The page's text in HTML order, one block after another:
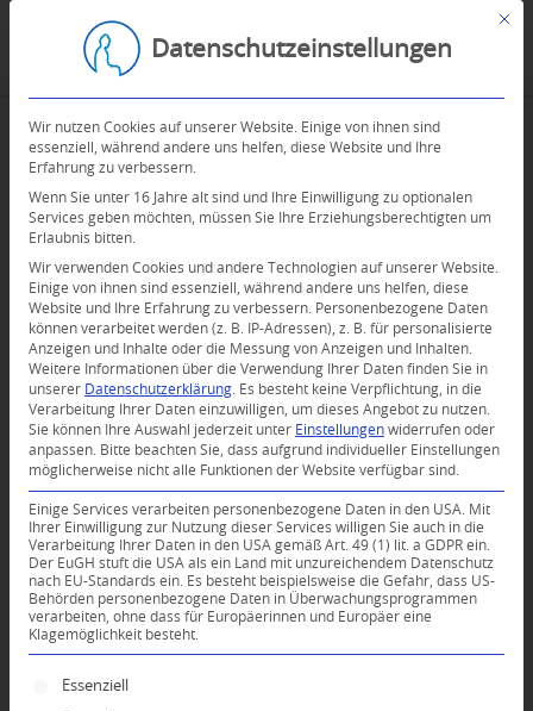
0
KOMMENTARE
Dein Kommentar
An Diskussion beteiligen?
Hinterlassen Sie uns Ihren Kommentar!
Mit
Datenschutzeinstellungen
Wir nutzen Cookies auf unserer Website. Einige von ihnen sind
essenziell, während andere uns helfen, diese Website und Ihre
Erfahrung zu verbessern.
Wenn Sie unter 16 Jahre alt sind und Ihre Einwilligung zu optionalen
Services geben möchten, müssen Sie Ihre Erziehungsberechtigten um
Erlaubnis bitten.
Wir verwenden Cookies und andere Technologien auf unserer Website.
Einige von ihnen sind essenziell, während andere uns helfen, diese
Website und Ihre Erfahrung zu verbessern.
Personenbezogene Daten
können verarbeitet werden (z. B. IP-Adressen), z. B. für personalisierte
Anzeigen und Inhalte oder die Messung von Anzeigen und Inhalten.
Weitere Informationen über die Verwendung Ihrer Daten finden Sie in
unserer Datenschutzerklärung
Es besteht keine Verpflichtung, in die
Verarbeitung Ihrer Daten einzuwilligen, um dieses Angebot zu nutzen.
Sie können Ihre Auswahl jederzeit unter Einstellungen widerrufen oder
anpassen.
Bitte beachten Sie, dass aufgrund individueller Einstellungen
möglicherweise nicht alle Funktionen der Website verfügbar sind.
Einige Services verarbeiten personenbezogene Daten in den USA. Mit
Ihrer Einwilligung zur Nutzung dieser Services willigen Sie auch in die
Verarbeitung Ihrer Daten in den USA gemäß Art. 49 (1) lit. a GDPR ein.
Der EuGH stuft die USA als ein Land mit unzureichendem Datenschutz
nach EU-Standards ein. Es besteht beispielsweise die Gefahr, dass US-
Behörden personenbezogene Daten in Überwachungsprogrammen
verarbeiten, ohne dass für Europäerinnen und Europäer eine
Klagemöglichkeit besteht.
Es folgt eine Liste der Service-Gruppen, für die
Essenziell